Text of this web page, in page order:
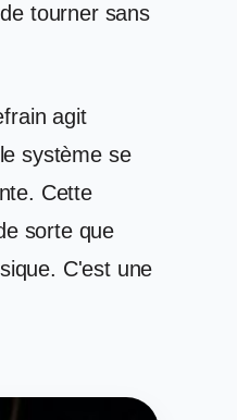
tourner sans
agit
système se
Cette
sorte que
C'est une